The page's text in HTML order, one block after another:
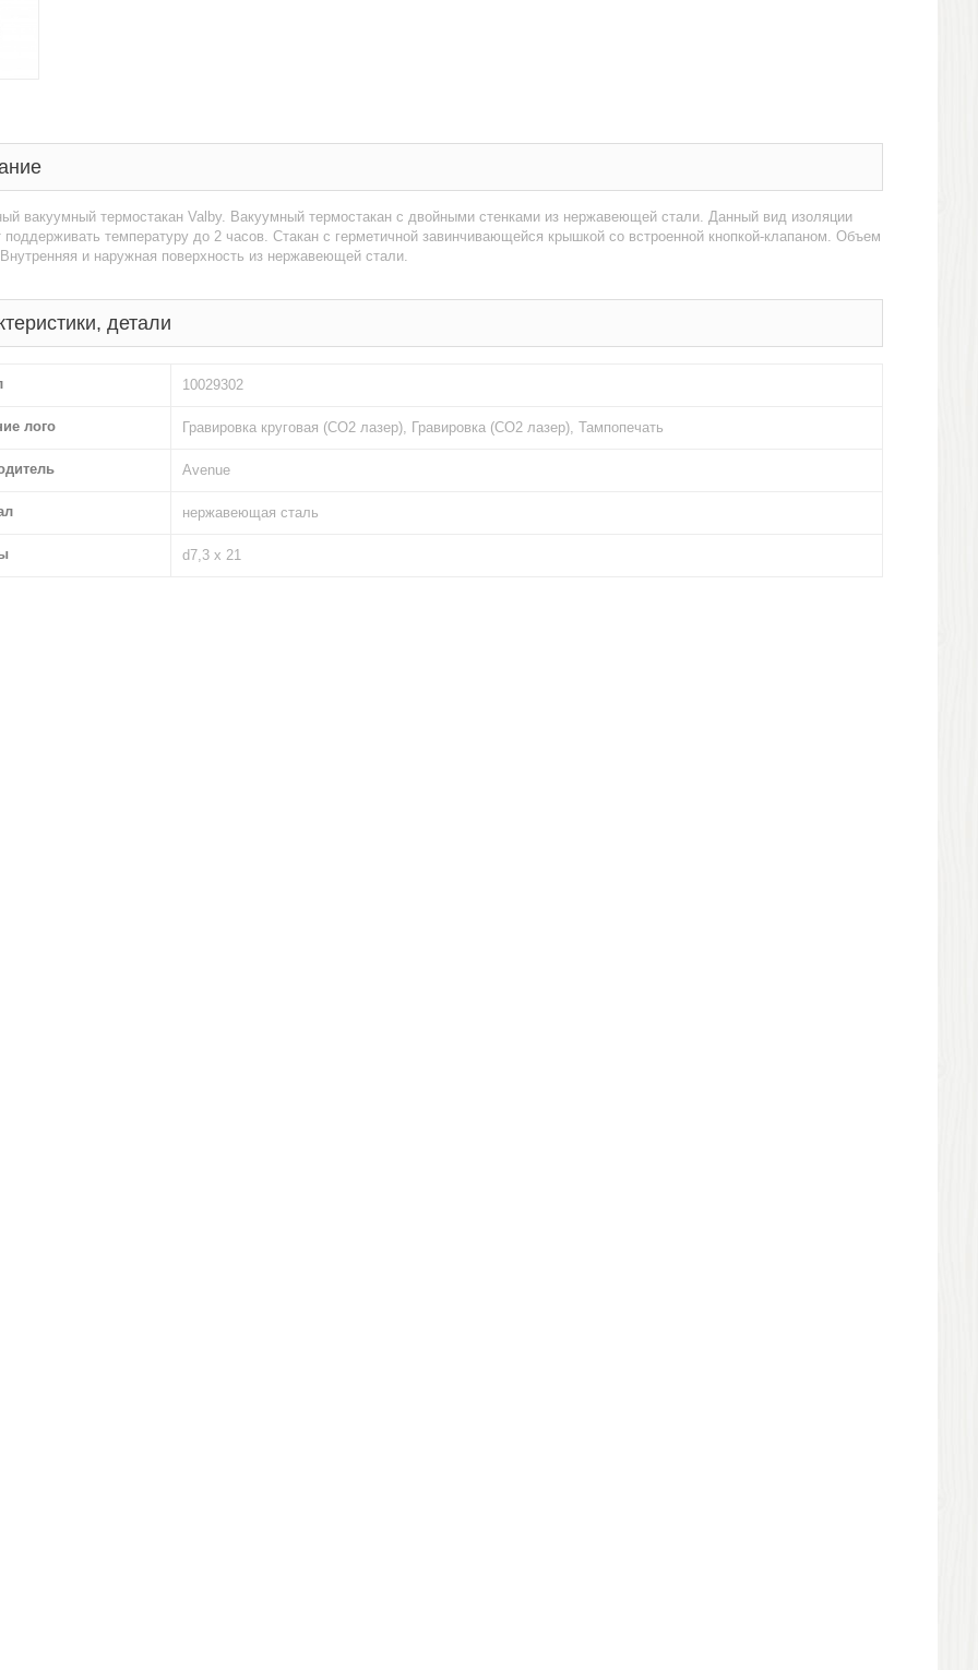
вакуумный термостакан Valby. Вакуумный термостакан с двойными стенками из нержавеющей стали. Данный вид изоляции
поддерживать температуру до 2 часов. Стакан с герметичной завинчивающейся крышкой со встроенной кнопкой-клапаном. Объем
и наружная поверхность из нержавеющей стали.
детали
10029302
лого Гравировка круговая (CO2 лазер), Гравировка (CO2 лазер), Тампопечать
Avenue
нержавеющая сталь
d7,3 х 21